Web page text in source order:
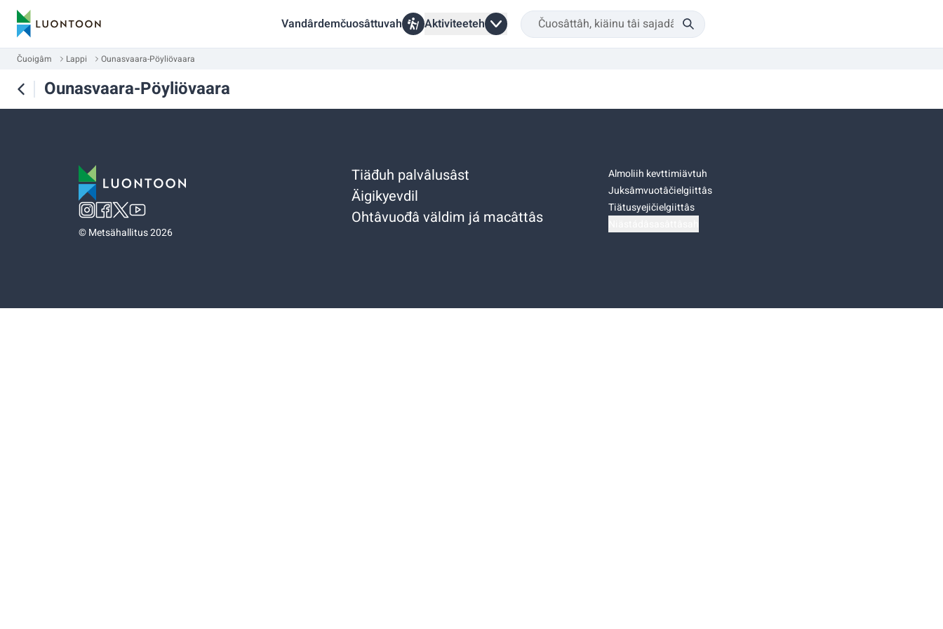
Vandârdemčuosâttuvah Aktiviteeteh
Čuoigâm Lappi Ounasvaara-Pöyliövaara
Ounasvaara-Pöyliövaara
©Metsähallitus 2026
Tiäđuh palvâlusâst
Äigikyevdil
Ohtâvuođâ väldim já macâttâs
Almoliih kevttimiävtuh
Juksâmvuotâčielgiittâs
Tiätusyejičielgiittâs